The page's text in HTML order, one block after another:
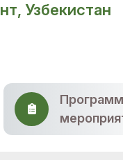
Узбекистан